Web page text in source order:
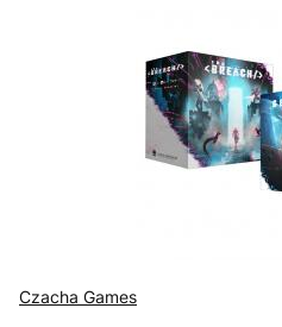
Czacha Games